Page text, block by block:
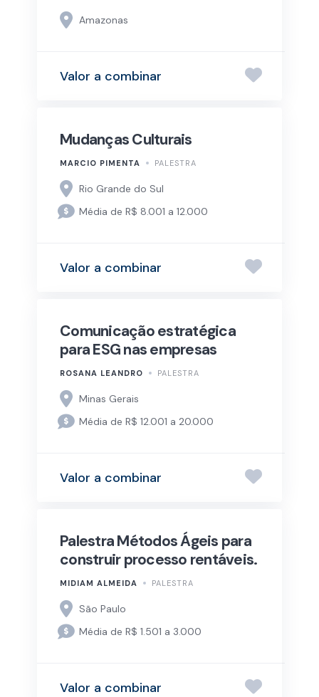
Amazonas
Valor a combinar
Mudanças Culturais
MARCIO PIMENTA PALESTRA
Rio Grande do Sul
Média de R$ 8.001 a 12.000
Valor a combinar
Comunicação estratégica
para ESG nas empresas
ROSANA LEANDRO PALESTRA
Minas Gerais
Média de R$ 12.001 a 20.000
Valor a combinar
Palestra Métodos Ágeis para
construir processo rentáveis.
MIDIAM ALMEIDA PALESTRA
São Paulo
Média de R$ 1.501 a 3.000
Valor a combinar